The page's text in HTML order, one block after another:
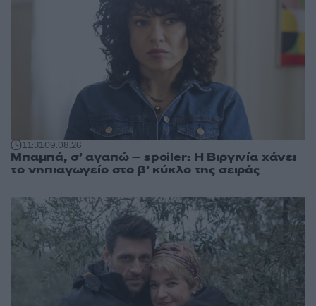
11:3109.08.26
Μπαμπά, σ’ αγαπώ – spoiler: Η Βιργινία χάνει
το νηπιαγωγείο στο β’ κύκλο της σειράς